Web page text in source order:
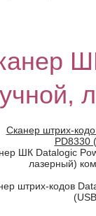
ШК Datalogic
лазерный)
штрих-кодов